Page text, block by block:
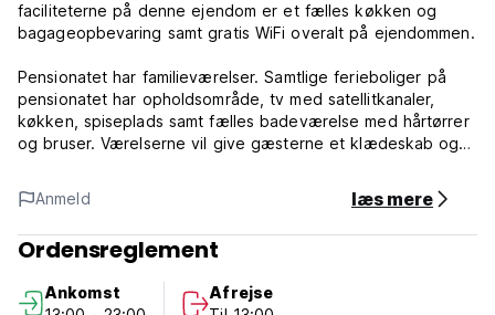
faciliteterne på denne ejendom er et fælles køkken og
bagageopbevaring samt gratis WiFi overalt på ejendommen.
Pensionatet har familieværelser. Samtlige ferieboliger på
pensionatet har opholdsområde, tv med satellitkanaler,
køkken, spiseplads samt fælles badeværelse med hårtørrer
og bruser. Værelserne vil give gæsterne et klædeskab og
Der serveres dagligt kontinental morgenmad på Sun Hostel
Bariloche. Civic Center ligger 4,1 km fra Sun Hostel
Bariloche, og Serena Bay ligger 8 km derfra. Den nærmeste
og ejendommen tilbyder lufthavnstransport mod
Anmeld læs mere
Ordensreglement
Ankomst
Afrejse